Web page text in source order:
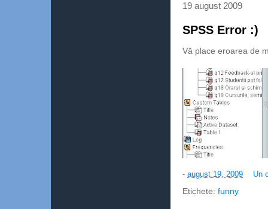
19 august 2009
SPSS Error :)
Vă place eroarea de
- august 19, 2009 Un
Etichete: funny